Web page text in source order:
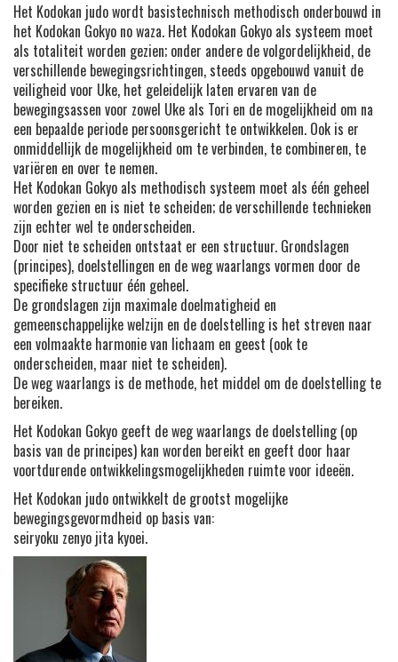
Het Kodokan judo wordt basistechnisch methodisch onderbouwd in
het Kodokan Gokyo no waza. Het Kodokan Gokyo als systeem moet
als totaliteit worden gezien; onder andere de volgordelijkheid, de
verschillende bewegingsrichtingen, steeds opgebouwd vanuit de
veiligheid voor Uke, het geleidelijk laten ervaren van de
bewegingsassen voor zowel Uke als Tori en de mogelijkheid om na
een bepaalde periode persoonsgericht te ontwikkelen. Ook is er
onmiddellijk de mogelijkheid om te verbinden, te combineren, te
variëren en over te nemen.
Het Kodokan Gokyo als methodisch systeem moet als één geheel
worden gezien en is niet te scheiden; de verschillende technieken
zijn echter wel te onderscheiden.
Door niet te scheiden ontstaat er een structuur. Grondslagen
(principes), doelstellingen en de weg waarlangs vormen door de
specifieke structuur één geheel.
De grondslagen zijn maximale doelmatigheid en
gemeenschappelijke welzijn en de doelstelling is het streven naar
een volmaakte harmonie van lichaam en geest (ook te
onderscheiden, maar niet te scheiden).
De weg waarlangs is de methode, het middel om de doelstelling te
bereiken.
Het Kodokan Gokyo geeft de weg waarlangs de doelstelling (op
basis van de principes) kan worden bereikt en geeft door haar
voortdurende ontwikkelingsmogelijkheden ruimte voor ideeën.
Het Kodokan judo ontwikkelt de grootst mogelijke
bewegingsgevormdheid op basis van:
seiryoku zenyo jita kyoei.